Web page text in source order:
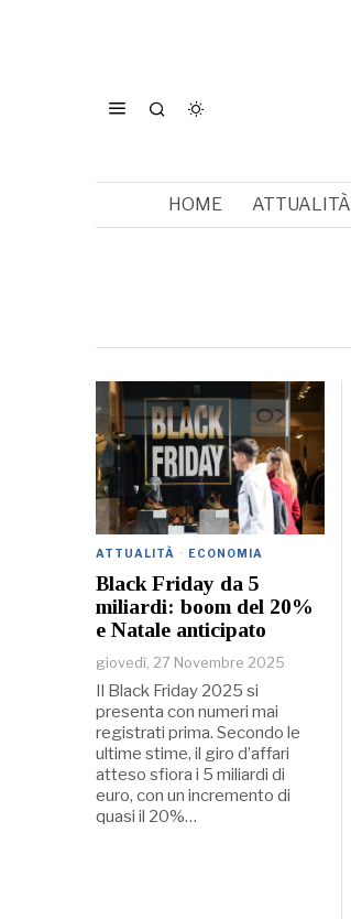
HOME ATTUALITÀ
ATTUALITÀ · ECONOMIA
Black Friday da 5
miliardi: boom del 20%
e Natale anticipato
giovedì, 27 Novembre 2025
Il Black Friday 2025 si
presenta con numeri mai
registrati prima. Secondo le
ultime stime, il giro d’affari
atteso sfiora i 5 miliardi di
euro, con un incremento di
quasi il 20%…